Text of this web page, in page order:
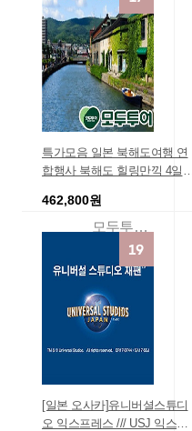
특가모음 일본 북해도여행 연
합행사 북해도 힐링만끽 4일
로) 패키지 대구출발 2박3일저
렴한 가족여행 효도여행 홈쇼
핑 여행상품 여행경비견적
462,800원
모두투어여행
[일본 오사카]유니버셜스튜디
오 익스프레스 /// USJ 익스프